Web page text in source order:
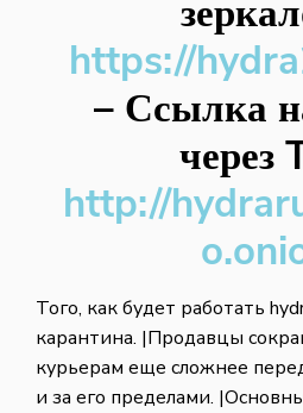
https://
– Ссылка
через
http://
Того, как будет работать
карантина. |Продавцы
курьерам еще сложнее
и за его пределами.